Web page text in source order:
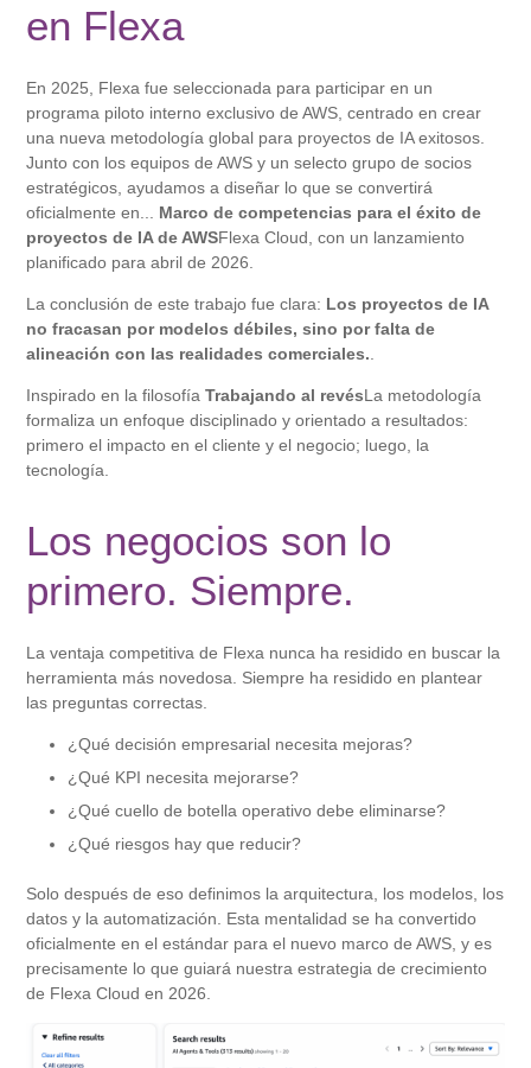
en Flexa
En 2025, Flexa fue seleccionada para participar en un
programa piloto interno exclusivo de AWS, centrado en crear
una nueva metodología global para proyectos de IA exitosos.
Junto con los equipos de AWS y un selecto grupo de socios
estratégicos, ayudamos a diseñar lo que se convertirá
oficialmente en... Marco de competencias para el éxito de
proyectos de IA de AWSFlexa Cloud, con un lanzamiento
planificado para abril de 2026.
La conclusión de este trabajo fue clara: Los proyectos de IA
no fracasan por modelos débiles, sino por falta de
alineación con las realidades comerciales.
Inspirado en la filosofíaTrabajando al revésLa metodología
formaliza un enfoque disciplinado y orientado a resultados:
primero el impacto en el cliente y el negocio; luego, la
tecnología.
Los negocios son lo
primero. Siempre.
La ventaja competitiva de Flexa nunca ha residido en buscar la
herramienta más novedosa. Siempre ha residido en plantear
las preguntas correctas.
¿Qué decisión empresarial necesita mejoras?
¿Qué KPI necesita mejorarse?
¿Qué cuello de botella operativo debe eliminarse?
¿Qué riesgos hay que reducir?
Solo después de eso definimos la arquitectura, los modelos, los
datos y la automatización. Esta mentalidad se ha convertido
oficialmente en el estándar para el nuevo marco de AWS, y es
precisamente lo que guiará nuestra estrategia de crecimiento
de Flexa Cloud en 2026.